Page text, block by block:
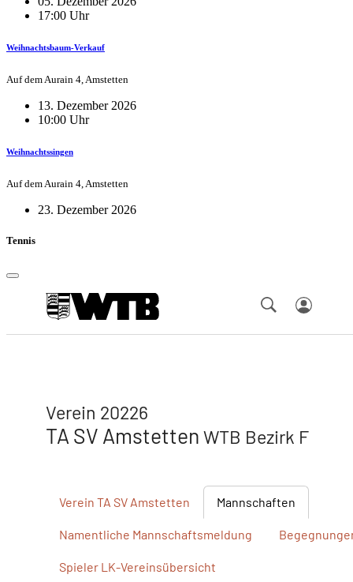
17:00 Uhr
Weihnachtsbaum-Verkauf
Auf dem Aurain 4, Amstetten
13. Dezember 2026
10:00 Uhr
Weihnachtssingen
Auf dem Aurain 4, Amstetten
23. Dezember 2026
Tennis